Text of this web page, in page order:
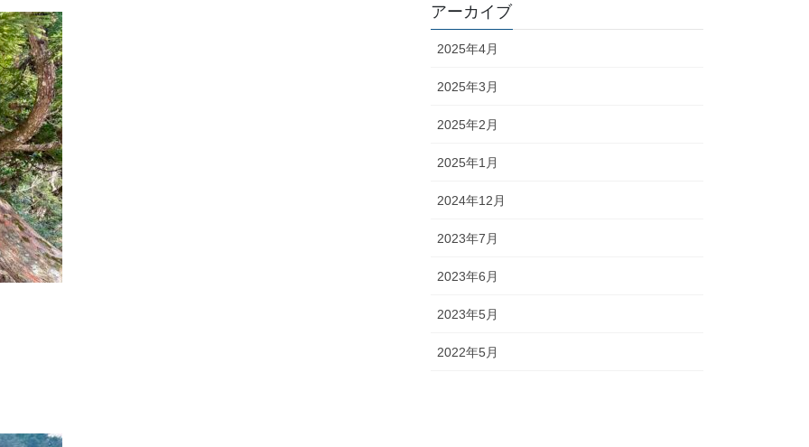
アーカイブ
2025年4月
2025年3月
2025年2月
2025年1月
2024年12月
2023年7月
2023年6月
2023年5月
2022年5月